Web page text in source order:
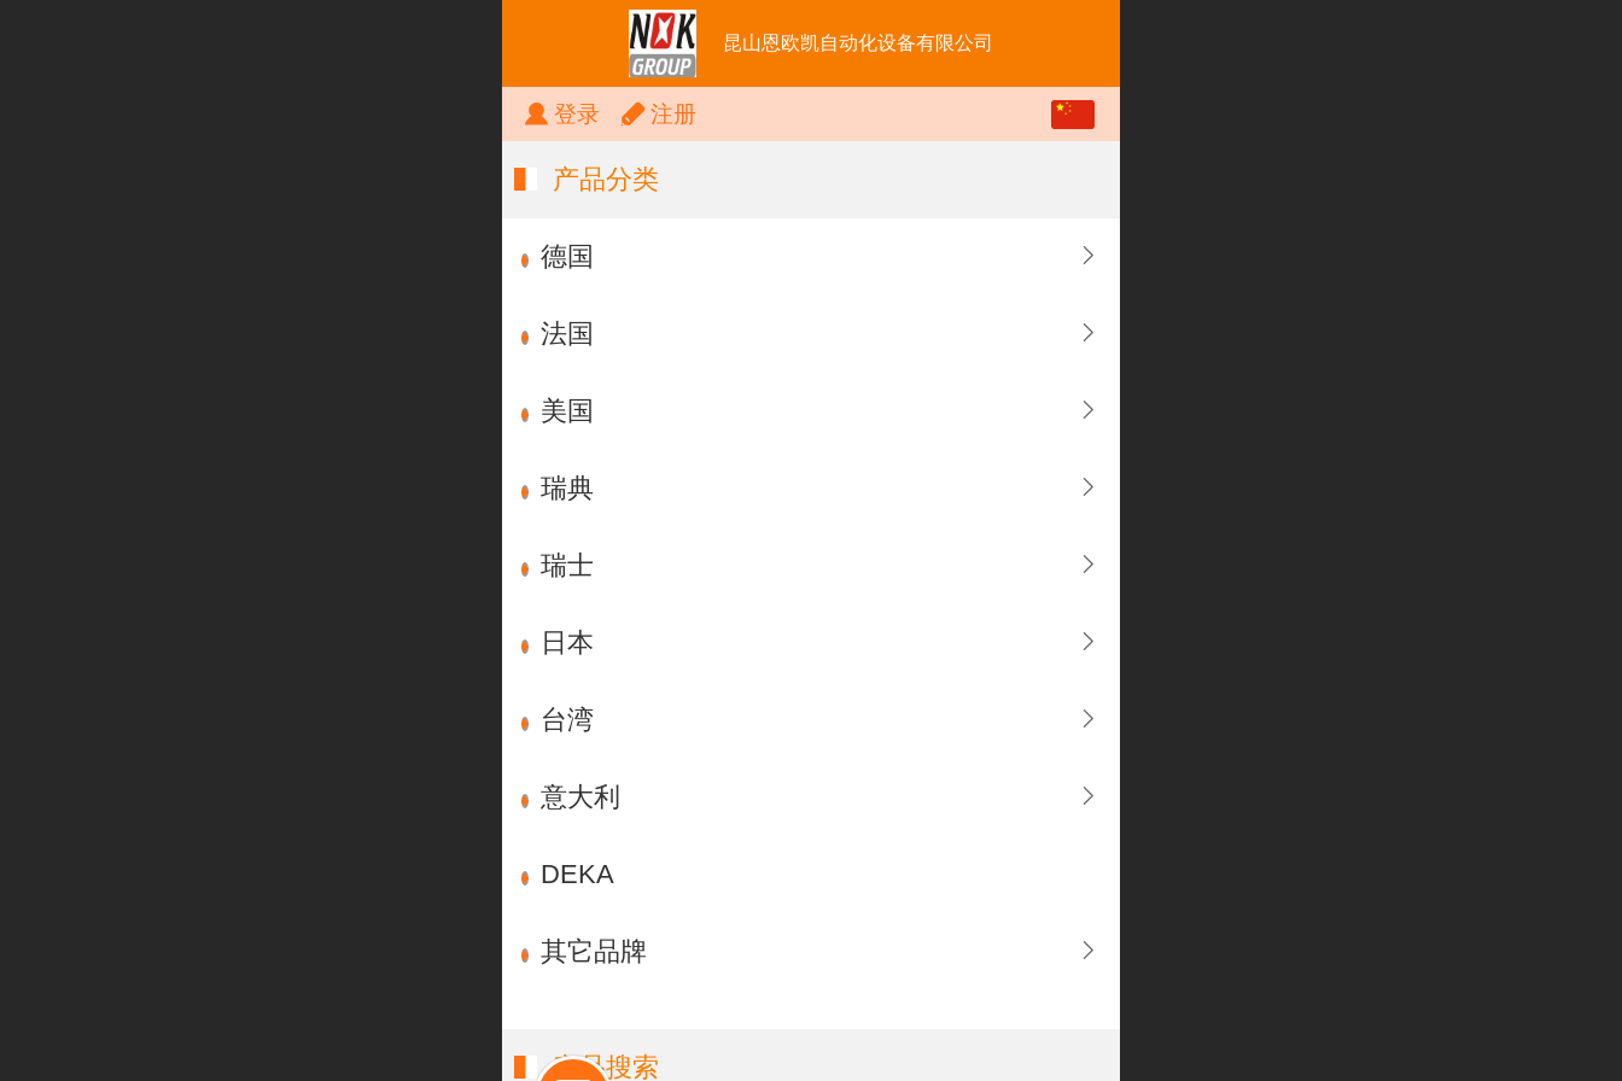
昆山恩欧凯自动化设备有限公司
登录 注册
产品分类
德国
法国
美国
瑞典
瑞士
日本
台湾
意大利
DEKA
其它品牌
产品搜索